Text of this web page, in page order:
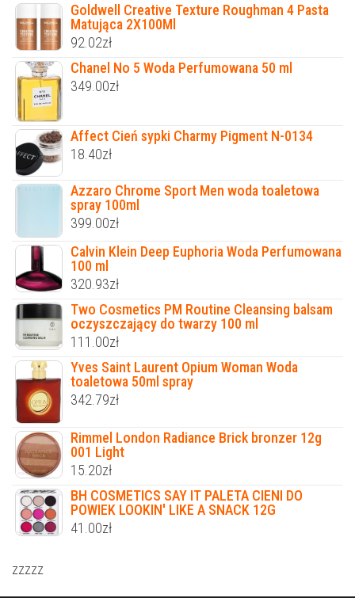
Goldwell Creative Texture Roughman 4 Pasta
Matująca 2X100Ml
92.02zł
Chanel No 5 Woda Perfumowana 50 ml
349.00zł
Affect Cień sypki Charmy Pigment N-0134
18.40zł
Azzaro Chrome Sport Men woda toaletowa
spray 100ml
399.00zł
Calvin Klein Deep Euphoria Woda Perfumowana
100 ml
320.93zł
Two Cosmetics PM Routine Cleansing balsam
oczyszczający do twarzy 100 ml
111.00zł
Yves Saint Laurent Opium Woman Woda
toaletowa 50ml spray
342.79zł
Rimmel London Radiance Brick bronzer 12g
001 Light
15.20zł
BH COSMETICS SAY IT PALETA CIENI DO
POWIEK LOOKIN' LIKE A SNACK 12G
41.00zł
zzzzz